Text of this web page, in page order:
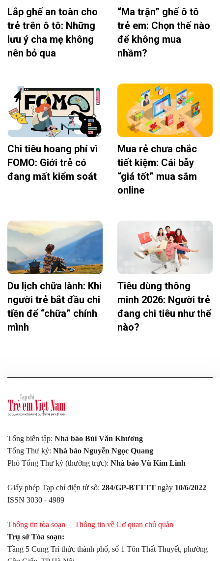
Lắp ghế an toàn cho
trẻ trên ô tô: Những
lưu ý cha mẹ không
nên bỏ qua
“Ma trận” ghế ô tô
trẻ em: Chọn thế nào
để không mua
nhầm?
Chi tiêu hoang phí vì
FOMO: Giới trẻ có
đang mất kiểm soát
Mua rẻ chưa chắc
tiết kiệm: Cái bẫy
“giá tốt” mua sắm
online
Du lịch chữa lành: Khi
người trẻ bắt đầu chi
tiền để “chữa” chính
mình
Tiêu dùng thông
minh 2026: Người trẻ
đang chi tiêu như thế
nào?
Tổng biên tập: Nhà báo Bùi Văn Khương
Tổng Thư ký: Nhà báo Nguyễn Ngọc Quang
Phó Tổng Thư ký (thường trực): Nhà báo Vũ Kim Linh
Giấy phép Tạp chí điện tử số: 284/GP-BTTTT ngày 10/6/2022
ISSN 3030 - 4989
Thông tin tòa soạn | Thông tin về Cơ quan chủ quản
Trụ sở Tòa soạn:
Tầng 5 Cung Trí thức thành phố, số 1 Tôn Thất Thuyết, phường